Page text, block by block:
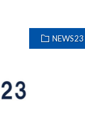
NEWS23